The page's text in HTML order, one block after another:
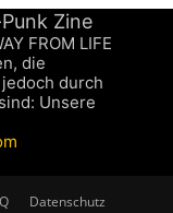
FROM LIFE
die
durch
Unsere
Datenschutz